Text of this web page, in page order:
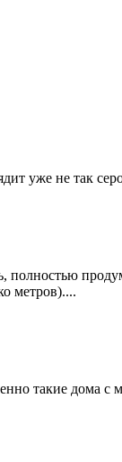
уже не так
полностью
метров)....
такие дома с